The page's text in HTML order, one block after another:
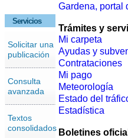
Servicios
Solicitar una
publicación
Consulta
avanzada
Textos
consolidados
Gardena, portal
Trámites y
Mi carpeta
Ayudas y
Contrataciones
Mi pago
Meteorología
Estado del
Estadística
Boletines